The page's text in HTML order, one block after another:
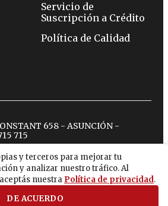
y terceros para mejorar tu
y analizar nuestro tráfico. Al
nuestra Política de privacidad.
DE ACUERDO
Servicio de
Suscripción a Crédito
Política de Calidad
658 - ASUNCIÓN -
715
tiktokyoutubespotify